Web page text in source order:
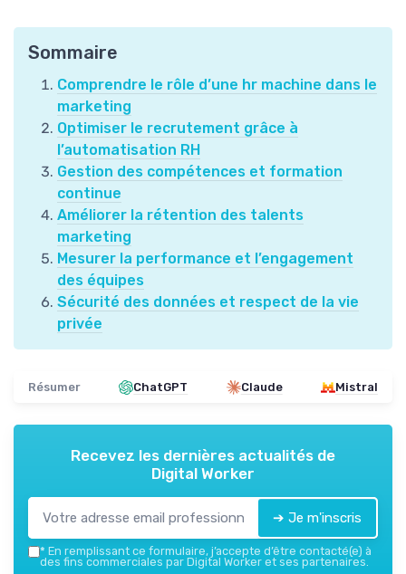
Sommaire
Comprendre le rôle d’une hr machine dans le
marketing
Optimiser le recrutement grâce à
l’automatisation RH
Gestion des compétences et formation
continue
Améliorer la rétention des talents
marketing
Mesurer la performance et l’engagement
des équipes
Sécurité des données et respect de la vie
privée
Résumer ChatGPT Claude Mistral
Recevez les dernières actualités de
Digital Worker
➔ Je m'inscris
* En remplissant ce formulaire, j’accepte d’être contacté(e) à
des fins commerciales par Digital Worker et ses partenaires.